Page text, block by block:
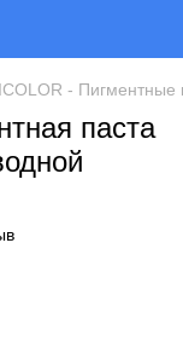
- Пигментные
паста